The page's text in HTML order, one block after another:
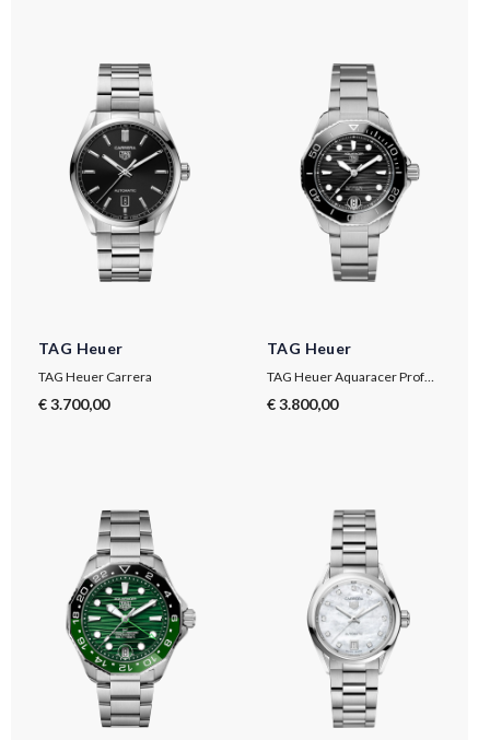
TAG Heuer
TAG Heuer Carrera
€ 3.700,00
TAG Heuer
TAG Heuer Aquaracer Professional 300
€ 3.800,00